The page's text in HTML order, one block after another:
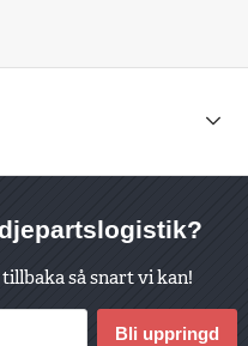
så snart vi kan!
Bli uppringd